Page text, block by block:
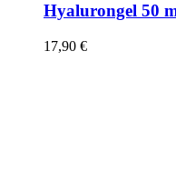
Hyalurongel 50
17,90 €